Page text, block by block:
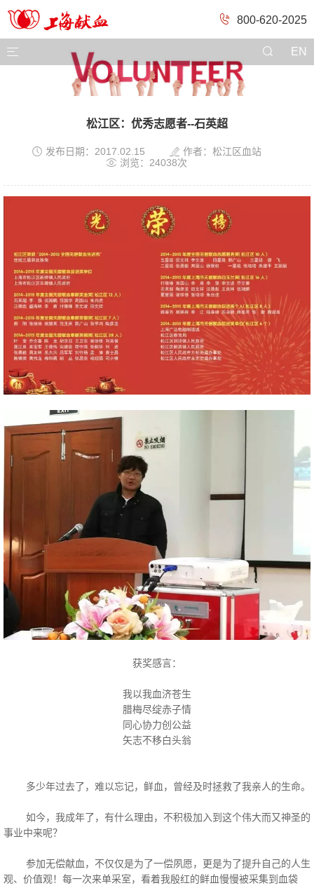
800-620-2025
 EN
松江区：优秀志愿者--石英超
 发布日期：2017.02.15  作者：松江区血站
 浏览：24038次
获奖感言：
我以我血济苍生
腊梅尽绽赤子情
同心协力创公益
矢志不移白头翁
多少年过去了，难以忘记，鲜血，曾经及时拯救了我亲人的生命。
如今，我成年了，有什么理由，不积极加入到这个伟大而又神圣的
事业中来呢？
参加无偿献血，不仅仅是为了一偿夙愿，更是为了提升自己的人生
观、价值观！每一次来单采室，看着我殷红的鲜血慢慢被采集到血袋